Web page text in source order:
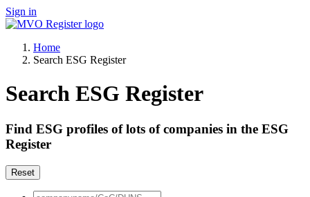
Sign in
Home
Search ESG Register
Search ESG Register
Find ESG profiles of lots of companies in the ESG
Register
Reset